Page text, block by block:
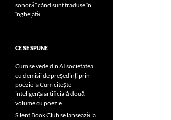
sonoră” când sunt traduse în
înghețată
CE SE SPUNE
Cum se vede din AI societatea
cu demisii de președinți prin
poezie laCum citește
inteligența artificială două
volume cu poezie
Silent Book Club se lansează la